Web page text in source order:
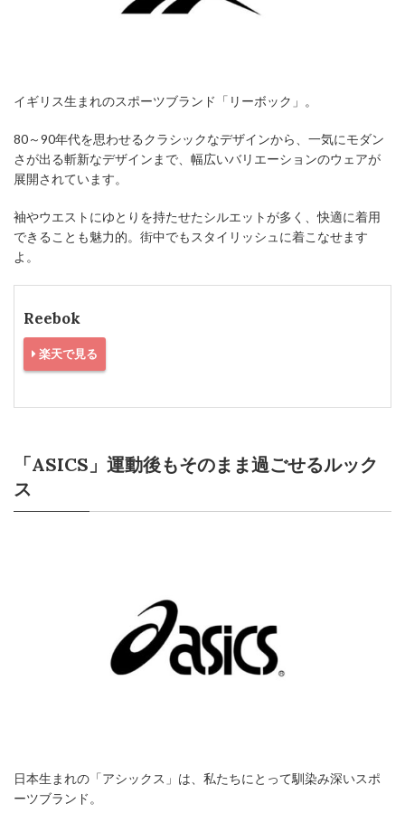
イギリス生まれのスポーツブランド「リーボック」。
80～90年代を思わせるクラシックなデザインから、一気にモダン
さが出る斬新なデザインまで、幅広いバリエーションのウェアが
展開されています。
袖やウエストにゆとりを持たせたシルエットが多く、快適に着用
できることも魅力的。街中でもスタイリッシュに着こなせます
よ。
Reebok
楽天で見る
「ASICS」運動後もそのまま過ごせるルック
ス
日本生まれの「アシックス」は、私たちにとって馴染み深いスポ
ーツブランド。